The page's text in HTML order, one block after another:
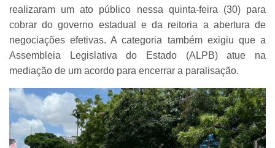
realizaram um ato público nessa quinta-feira (30) para
cobrar do governo estadual e da reitoria a abertura de
negociações efetivas. A categoria também exigiu que a
Assembleia Legislativa do Estado (ALPB) atue na
mediação de um acordo para encerrar a paralisação.